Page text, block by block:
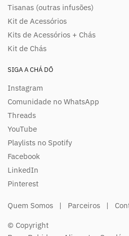
Tisanas (outras infusões)
Kit de Acessórios
Kits de Acessórios + Chás
Kit de Chás
SIGA A CHÁ DŌ
Instagram
Comunidade no WhatsApp
Threads
YouTube
Playlists no Spotify
Facebook
LinkedIn
Pinterest
Quem Somos | Parceiros |
© Copyright